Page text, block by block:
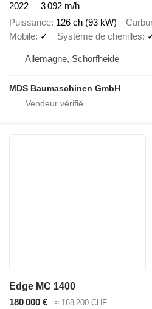
2022
3 092 m/h
Puissance 126 ch (93 kW)
Mobile ✓ Système de chenilles
Allemagne, Schorfheide
MDS Baumaschinen GmbH
Edge MC 1400
180 000 €
≈ 168 200 CHF